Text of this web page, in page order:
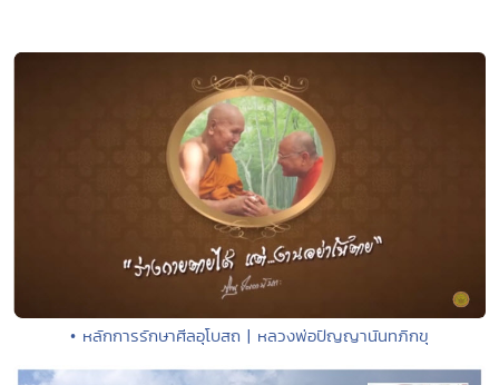
• หลักการรักษาศีลอุโบสถ | หลวงพ่อปัญญานันทภิกขุ